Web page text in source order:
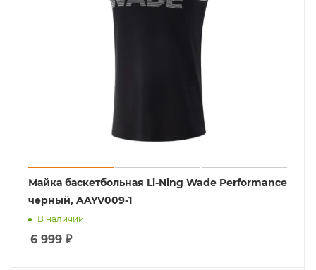
Майка баскетбольная Li-Ning Wade Performance
черный, AAYV009-1
В наличии
6 999 ₽